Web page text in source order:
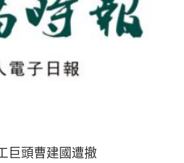
巨頭曹建國遭撤